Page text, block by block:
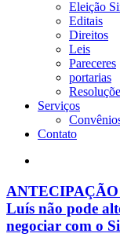
Eleição
Editais
Direitos
Leis
Pareceres
portarias
Serviços
Contato
ANTECIPAÇÃO
Luís não pode
negociar com o